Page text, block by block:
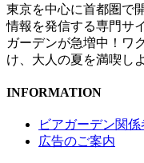
東京を中心に首都圏で
情報を発信する専門サ
ガーデンが急増中！ワ
け、大人の夏を満喫し
INFORMATION
ビアガーデン関
広告のご案内